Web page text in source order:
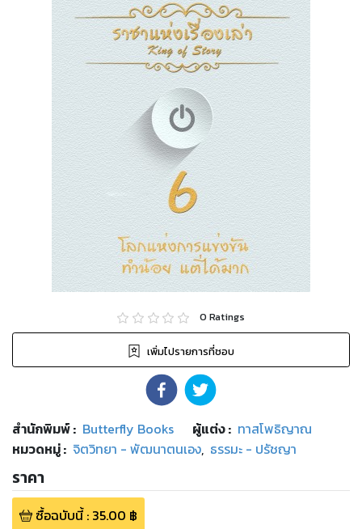
0 Ratings
เพิ่มไปรายการที่ชอบ
สำนักพิมพ์: Butterfly Books ผู้แต่ง : ทาสโพธิญาณ
หมวดหมู่: จิตวิทยา - พัฒนาตนเอง, ธรรมะ - ปรัชญา
ราคา
ซื้อฉบับนี้: 35.00 ฿